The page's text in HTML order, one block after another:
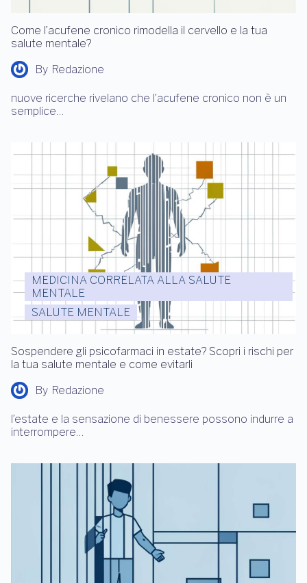
Come l’acufene cronico rimodella il cervello e la tua
salute mentale?
By Redazione
nuove ricerche rivelano che l’acufene cronico non è un
semplice…
MEDICINA CORRELATA ALLA SALUTE
MENTALE
SALUTE MENTALE
Sospendere gli psicofarmaci in estate? Scopri i rischi per
la tua salute mentale e come evitarli
By Redazione
l’estate e la sensazione di benessere possono indurre a
interrompere…